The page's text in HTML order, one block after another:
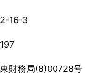
16-3
財務局(8)00728号